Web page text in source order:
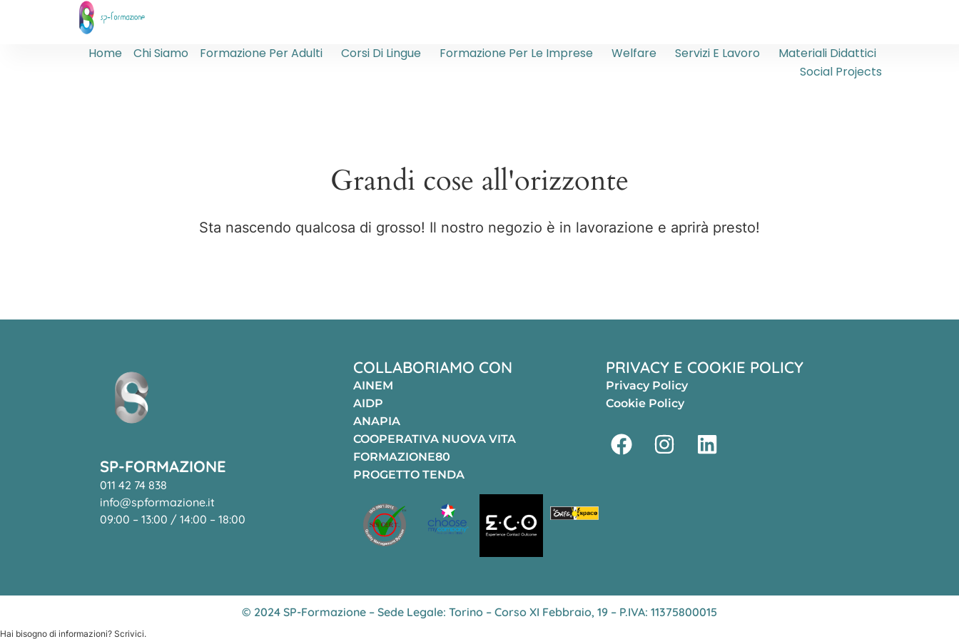
Home Chi Siamo Formazione Per Adulti Corsi Di Lingue Formazione Per Le Imprese Welfare Servizi E Lavoro
Materiali Didattici
Social Projects
Grandi cose all'orizzonte
Sta nascendo qualcosa di grosso! Il nostro negozio è in lavorazione e aprirà presto!
SP-FORMAZIONE
011 42 74 838
info@spformazione.it
09:00 – 13:00 / 14:00 – 18:00
COLLABORIAMO CON
AINEM
AIDP
ANAPIA
COOPERATIVA NUOVA VITA
FORMAZIONE80
PROGETTO TENDA
PRIVACY E COOKIE POLICY
Privacy Policy
Cookie Policy
© 2024 SP-Formazione – Sede Legale: Torino – Corso XI Febbraio, 19 – P.IVA: 11375800015
Hai bisogno di informazioni? Scrivici.